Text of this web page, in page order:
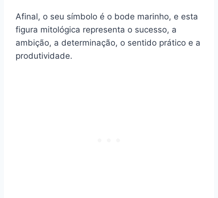
Afinal, o seu símbolo é o bode marinho, e esta
figura mitológica representa o sucesso, a
ambição, a determinação, o sentido prático e a
produtividade.